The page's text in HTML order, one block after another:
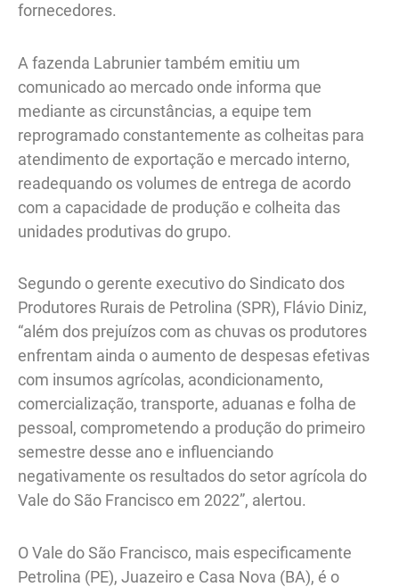
fornecedores.
A fazenda Labrunier também emitiu um
comunicado ao mercado onde informa que
mediante as circunstâncias, a equipe tem
reprogramado constantemente as colheitas para
atendimento de exportação e mercado interno,
readequando os volumes de entrega de acordo
com a capacidade de produção e colheita das
unidades produtivas do grupo.
Segundo o gerente executivo do Sindicato dos
Produtores Rurais de Petrolina (SPR), Flávio Diniz,
“além dos prejuízos com as chuvas os produtores
enfrentam ainda o aumento de despesas efetivas
com insumos agrícolas, acondicionamento,
comercialização, transporte, aduanas e folha de
pessoal, comprometendo a produção do primeiro
semestre desse ano e influenciando
negativamente os resultados do setor agrícola do
Vale do São Francisco em 2022”, alertou.
O Vale do São Francisco, mais especificamente
Petrolina (PE), Juazeiro e Casa Nova (BA), é o